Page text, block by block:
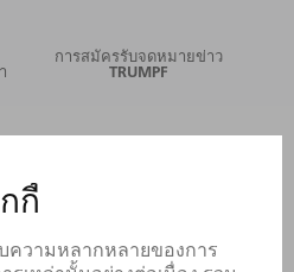
การสมัครรับจดหมายข่าว
TRUMPF